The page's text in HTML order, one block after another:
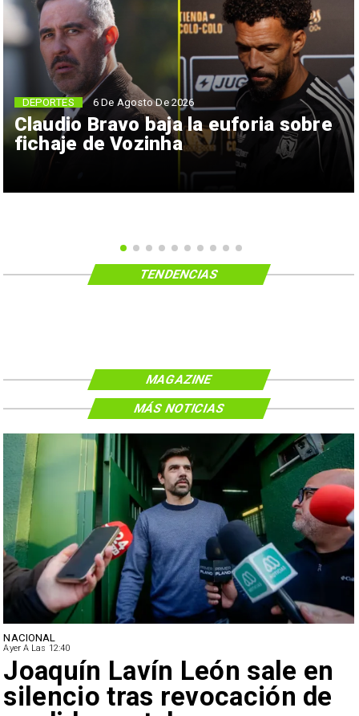
Claudio Bravo baja la euforia sobre
fichaje de Vozinha
DEPORTES 6 De Agosto De 2026
TENDENCIAS
MAGAZINE
NACIONAL
Ayer A Las 12:40
Joaquín Lavín León sale en
silencio tras revocación de
MÁS NOTICIAS